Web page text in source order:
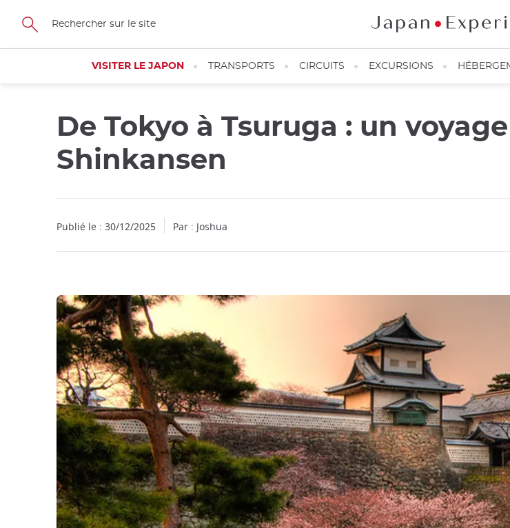
Skip
main
VISITER LE JAPON TRANSPORTS CIRCUITS EXCURSIONS
De Tokyo à Tsuruga : un
Shinkansen
Publié le : 30/12/2025 Par : Joshua